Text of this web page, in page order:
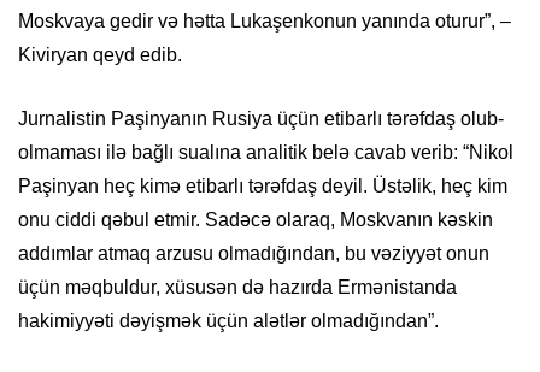
Moskvaya gedir və hətta Lukaşenkonun yanında oturur”, –
Kiviryan qeyd edib.
Jurnalistin Paşinyanın Rusiya üçün etibarlı tərəfdaş olub-
olmaması ilə bağlı sualına analitik belə cavab verib: “Nikol
Paşinyan heç kimə etibarlı tərəfdaş deyil. Üstəlik, heç kim
onu ​​ciddi qəbul etmir. Sadəcə olaraq, Moskvanın kəskin
addımlar atmaq arzusu olmadığından, bu vəziyyət onun
üçün məqbuldur, xüsusən də hazırda Ermənistanda
hakimiyyəti dəyişmək üçün alətlər olmadığından”.